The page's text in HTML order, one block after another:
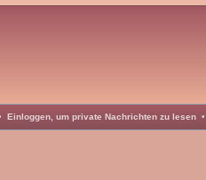
Einloggen, um private Nachrichten zu lesen•